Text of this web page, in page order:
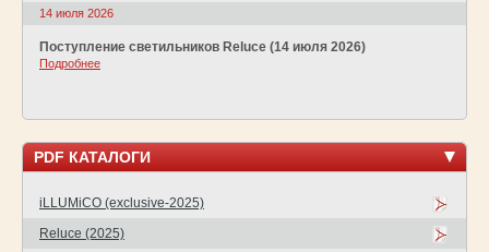
14 июля 2026
Поступление светильников Reluce (14 июля 2026)
Подробнее
PDF КАТАЛОГИ
iLLUMiCO (exclusive-2025)
Reluce (2025)